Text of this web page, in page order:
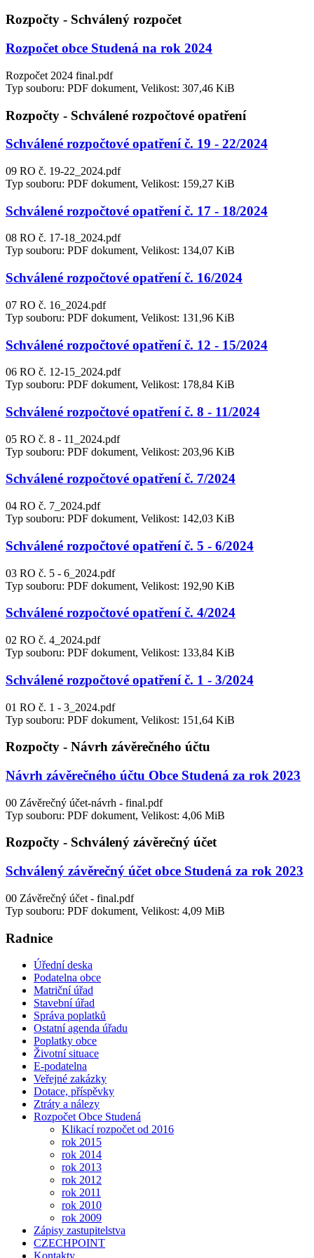
Rozpočty - Schválený rozpočet
Rozpočet obce Studená na rok 2024
Rozpočet 2024 final.pdf
Typ souboru: PDF dokument, Velikost: 307,46 KiB
Rozpočty - Schválené rozpočtové opatření
Schválené rozpočtové opatření č. 19 - 22/2024
09 RO č. 19-22_2024.pdf
Typ souboru: PDF dokument, Velikost: 159,27 KiB
Schválené rozpočtové opatření č. 17 - 18/2024
08 RO č. 17-18_2024.pdf
Typ souboru: PDF dokument, Velikost: 134,07 KiB
Schválené rozpočtové opatření č. 16/2024
07 RO č. 16_2024.pdf
Typ souboru: PDF dokument, Velikost: 131,96 KiB
Schválené rozpočtové opatření č. 12 - 15/2024
06 RO č. 12-15_2024.pdf
Typ souboru: PDF dokument, Velikost: 178,84 KiB
Schválené rozpočtové opatření č. 8 - 11/2024
05 RO č. 8 - 11_2024.pdf
Typ souboru: PDF dokument, Velikost: 203,96 KiB
Schválené rozpočtové opatření č. 7/2024
04 RO č. 7_2024.pdf
Typ souboru: PDF dokument, Velikost: 142,03 KiB
Schválené rozpočtové opatření č. 5 - 6/2024
03 RO č. 5 - 6_2024.pdf
Typ souboru: PDF dokument, Velikost: 192,90 KiB
Schválené rozpočtové opatření č. 4/2024
02 RO č. 4_2024.pdf
Typ souboru: PDF dokument, Velikost: 133,84 KiB
Schválené rozpočtové opatření č. 1 - 3/2024
01 RO č. 1 - 3_2024.pdf
Typ souboru: PDF dokument, Velikost: 151,64 KiB
Rozpočty - Návrh závěrečného účtu
Návrh závěrečného účtu Obce Studená za rok 2023
00 Závěrečný účet-návrh - final.pdf
Typ souboru: PDF dokument, Velikost: 4,06 MiB
Rozpočty - Schválený závěrečný účet
Schválený závěrečný účet obce Studená za rok 2023
00 Závěrečný účet - final.pdf
Typ souboru: PDF dokument, Velikost: 4,09 MiB
Radnice
Úřední deska
Podatelna obce
Matriční úřad
Stavební úřad
Správa poplatků
Ostatní agenda úřadu
Poplatky obce
Životní situace
E-podatelna
Veřejné zakázky
Dotace, příspěvky
Ztráty a nálezy
Rozpočet Obce Studená
Klikací rozpočet od 2016
rok 2015
rok 2014
rok 2013
rok 2012
rok 2011
rok 2010
rok 2009
Zápisy zastupitelstva
CZECHPOINT